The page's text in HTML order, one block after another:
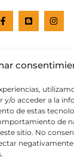
y/o acceder a la
de estas
de
sitio. No
negativamente
el